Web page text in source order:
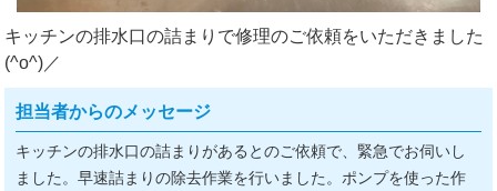
キッチンの排水口の詰まりで修理のご依頼をいただきました
(^o^)／
担当者からのメッセージ
キッチンの排水口の詰まりがあるとのご依頼で、緊急でお伺いし
ました。早速詰まりの除去作業を行いました。ポンプを使った作